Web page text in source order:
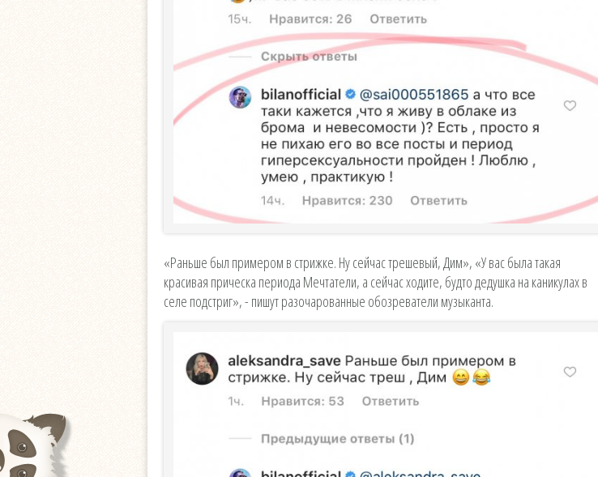
«Раньше был примером в стрижке. Ну сейчас трешевый, Дим», «У вас была такая
красивая прическа периода Мечтатели, а сейчас ходите, будто дедушка на каникулах в
селе подстриг», - пишут разочарованные обозреватели музыканта.